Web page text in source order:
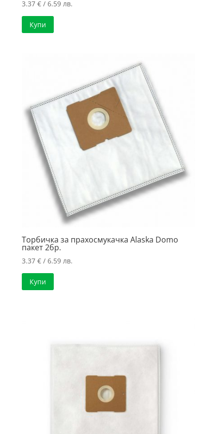
3.37 €/ 6.59 лв.
Купи
Торбичка за прахосмукачка Alaska Domo
пакет 2бр.
3.37 €/ 6.59 лв.
Купи